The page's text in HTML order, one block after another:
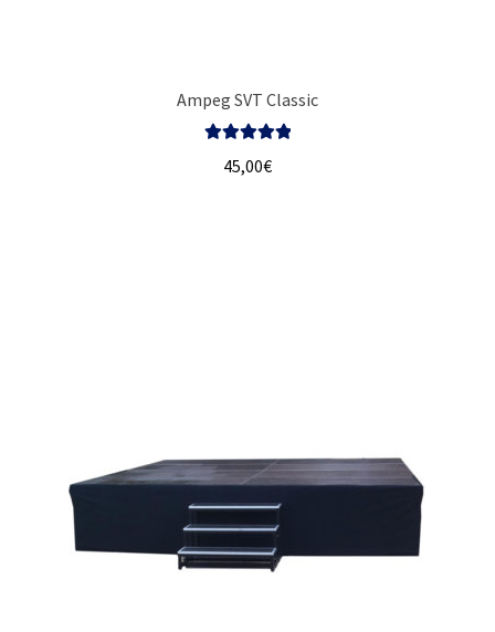
Ampeg SVT Classic
5.00
45,00€